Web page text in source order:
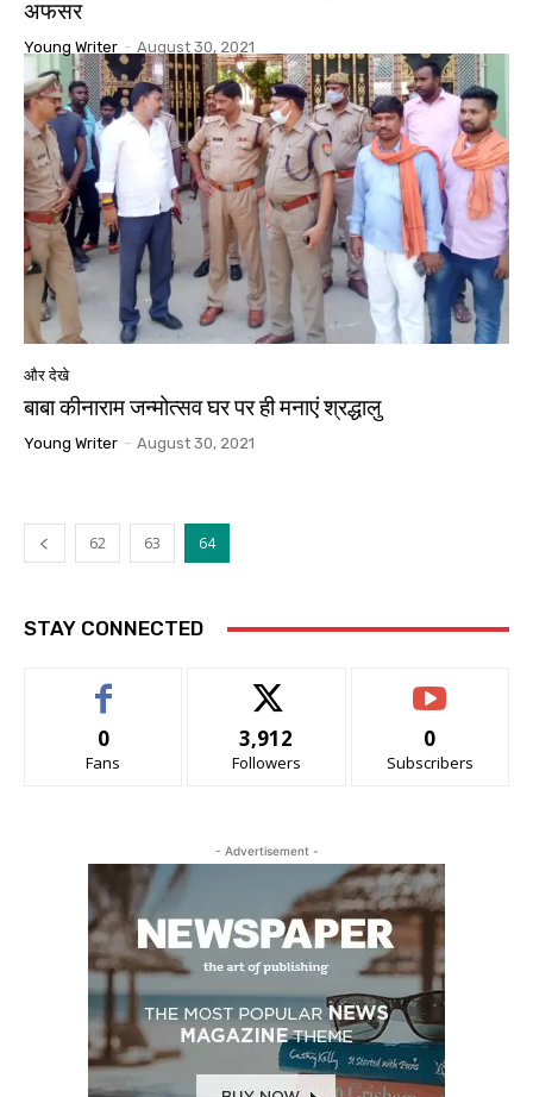
अफसर
Young Writer - August 30, 2021
और देखे
बाबा कीनाराम जन्मोत्सव घर पर ही मनाएं श्रद्धालु
Young Writer - August 30, 2021
62 63 64
STAY CONNECTED
0
Fans
3,912
Followers
0
Subscribers
- Advertisement -